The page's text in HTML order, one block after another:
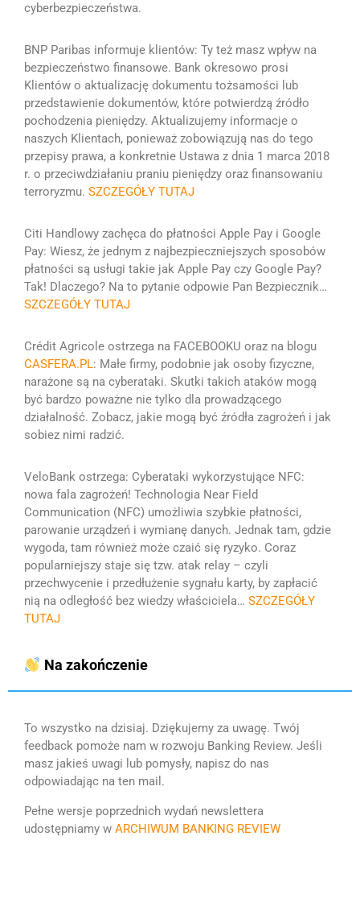
cyberbezpieczeństwa.
BNP Paribas informuje klientów: Ty też masz wpływ na
bezpieczeństwo finansowe. Bank okresowo prosi
Klientów o aktualizację dokumentu tożsamości lub
przedstawienie dokumentów, które potwierdzą źródło
pochodzenia pieniędzy. Aktualizujemy informacje o
naszych Klientach, ponieważ zobowiązują nas do tego
przepisy prawa, a konkretnie Ustawa z dnia 1 marca 2018
r. o przeciwdziałaniu praniu pieniędzy oraz finansowaniu
terroryzmu. SZCZEGÓŁY TUTAJ
Citi Handlowy zachęca do płatności Apple Pay i Google
Pay: Wiesz, że jednym z najbezpieczniejszych sposobów
płatności są usługi takie jak Apple Pay czy Google Pay?
Tak! Dlaczego? Na to pytanie odpowie Pan Bezpiecznik…
SZCZEGÓŁY TUTAJ
Crédit Agricole ostrzega na FACEBOOKU oraz na blogu
CASFERA.PL: Małe firmy, podobnie jak osoby fizyczne,
narażone są na cyberataki. Skutki takich ataków mogą
być bardzo poważne nie tylko dla prowadzącego
działalność. Zobacz, jakie mogą być źródła zagrożeń i jak
sobiez nimi radzić.
VeloBank ostrzega: Cyberataki wykorzystujące NFC:
nowa fala zagrożeń! Technologia Near Field
Communication (NFC) umożliwia szybkie płatności,
parowanie urządzeń i wymianę danych. Jednak tam, gdzie
wygoda, tam również może czaić się ryzyko. Coraz
popularniejszy staje się tzw. atak relay – czyli
przechwycenie i przedłużenie sygnału karty, by zapłacić
nią na odległość bez wiedzy właściciela… SZCZEGÓŁY
TUTAJ
Na zakończenie
To wszystko na dzisiaj. Dziękujemy za uwagę. Twój
feedback pomoże nam w rozwoju Banking Review. Jeśli
masz jakieś uwagi lub pomysły, napisz do nas
odpowiadając na ten mail.
Pełne wersje poprzednich wydań newslettera
udostępniamy w ARCHIWUM BANKING REVIEW